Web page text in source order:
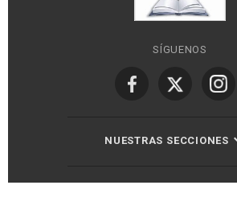
SÍGUENOS
NUESTRAS SECCIONES